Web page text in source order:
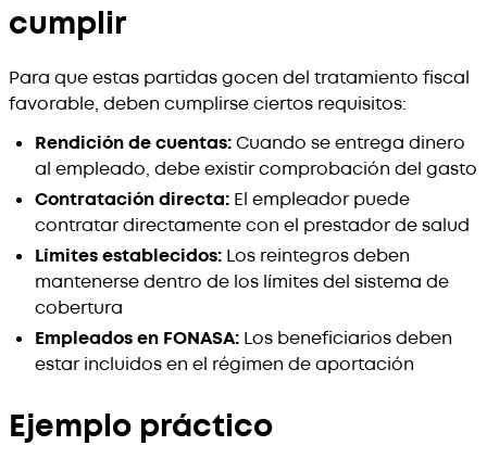
cumplir
Para que estas partidas gocen del tratamiento fiscal
favorable, deben cumplirse ciertos requisitos:
Rendición de cuentas:Cuando se entrega dinero
al empleado, debe existir comprobación del gasto
Contratación directa: El empleador puede
contratar directamente con el prestador de salud
Límites establecidos: Los reintegros deben
mantenerse dentro de los límites del sistema de
cobertura
Empleados en FONASA: Los beneficiarios deben
estar incluidos en el régimen de aportación
Ejemplo práctico